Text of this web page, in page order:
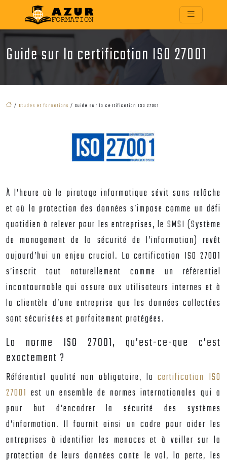
Guide sur la certification ISO 27001
/ Etudes et formations / Guide sur la certification ISO 27001
À l’heure où le piratage informatique sévit sans relâche
et où la protection des données s’impose comme un défi
quotidien à relever pour les entreprises, le SMSI (Système
de management de la sécurité de l’information) revêt
aujourd’hui un enjeu crucial. Lacertification ISO 27001
s’inscrit tout naturellement comme un référentiel
incontournable qui assure aux utilisateurs internes et à
la clientèle d’une entreprise que les données collectées
sont sécurisées et parfaitement protégées.
La norme ISO 27001, qu’est-ce-que c’est
exactement ?
Référentiel qualité non obligatoire, lacertification ISO
27001 est un ensemble de normes internationales qui a
pour but d’encadrer la sécurité des systèmes
d’information. Il fournit ainsi un cadre pour aider les
entreprises à identifier les menaces et à veiller sur la
protection de leurs données conte le vol, la perte, les